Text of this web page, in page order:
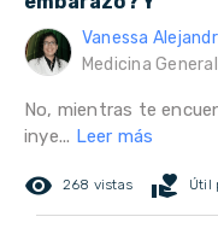
Vanessa
Medicina General
No, mientras te
inye... Leer más
remove_red_eye 268 vistas volunteer_activism Útil